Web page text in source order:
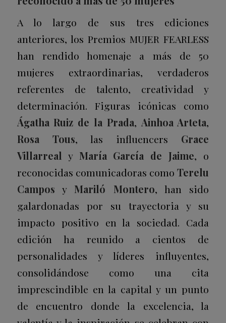
A lo largo de sus tres ediciones
anteriores, los Premios MUJER FEARLESS
han rendido homenaje a más de 50
mujeres extraordinarias, verdaderos
referentes de talento, creatividad y
determinación. Figuras icónicas como
Ágatha Ruiz de la Prada, Ainhoa Arteta,
Rosa Tous, las influencers Grace
Villarreal y María García de Jaime, o
reconocidas comunicadoras comoTerelu
Campos y Mariló Montero, han sido
galardonadas por su trayectoria y su
impacto positivo en la sociedad. Cada
edición ha reunido a cientos de
personalidades y líderes influyentes,
consolidándose como una cita
imprescindible en la capital y un punto
de encuentro donde la excelencia, la